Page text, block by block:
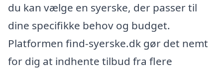
du kan vælge en syerske, der passer til
dine specifikke behov og budget.
Platformen find-syerske.dk gør det nemt
for dig at indhente tilbud fra flere